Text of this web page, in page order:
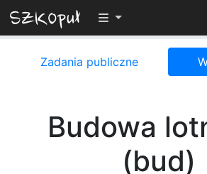
Przełącz
Zadania publiczne
Budowa
(bud)